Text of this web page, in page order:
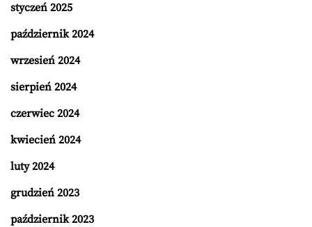
styczeń 2025
październik 2024
wrzesień 2024
sierpień 2024
czerwiec 2024
kwiecień 2024
luty 2024
grudzień 2023
październik 2023